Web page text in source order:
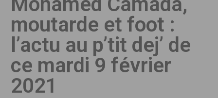
moutarde et foot :
l’actu au p’tit dej’ de
ce mardi 9 février
2021